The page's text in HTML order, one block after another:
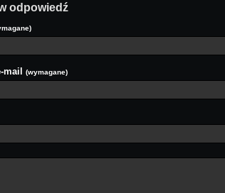
odpowiedź
mail (wymagane)